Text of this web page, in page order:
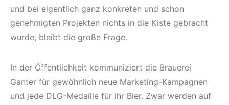
und bei eigentlich ganz konkreten und schon
genehmigten Projekten nichts in die Kiste gebracht
wurde, bleibt die große Frage.
In der Öffentlichkeit kommuniziert die Brauerei
Ganter für gewöhnlich neue Marketing-Kampagnen
und jede DLG-Medaille für ihr Bier. Zwar werden auf